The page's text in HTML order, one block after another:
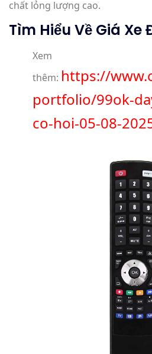
chất lỏng lượng cao.
Tìm Hiểu Về Giá Xe
Xem
thêm: https://
portfolio/99ok-
co-hoi-05-08-